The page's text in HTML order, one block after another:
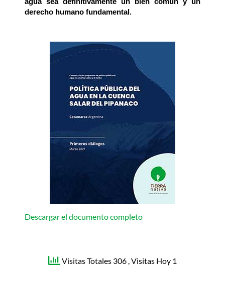
agua sea definitivamente un bien común y un
derecho humano fundamental.
Descargar el documento completo
Visitas Totales 306 , Visitas Hoy 1